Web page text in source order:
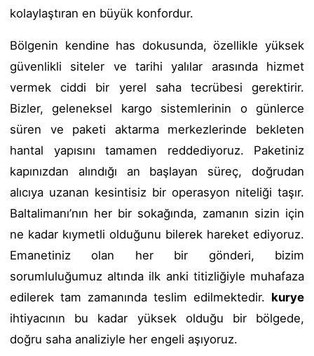
kolaylaştıran en büyük konfordur.
Bölgenin kendine has dokusunda, özellikle yüksek
güvenlikli siteler ve tarihi yalılar arasında hizmet
vermek ciddi bir yerel saha tecrübesi gerektirir.
Bizler, geleneksel kargo sistemlerinin o günlerce
süren ve paketi aktarma merkezlerinde bekleten
hantal yapısını tamamen reddediyoruz. Paketiniz
kapınızdan alındığı an başlayan süreç, doğrudan
alıcıya uzanan kesintisiz bir operasyon niteliği taşır.
Baltalimanı’nın her bir sokağında, zamanın sizin için
ne kadar kıymetli olduğunu bilerek hareket ediyoruz.
Emanetiniz olan her bir gönderi, bizim
sorumluluğumuz altında ilk anki titizliğiyle muhafaza
edilerek tam zamanında teslim edilmektedir. kurye
ihtiyacının bu kadar yüksek olduğu bir bölgede,
doğru saha analiziyle her engeli aşıyoruz.